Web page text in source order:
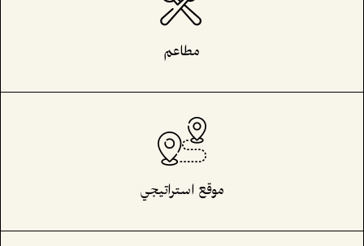
مطاعم
موقع استراتيجي